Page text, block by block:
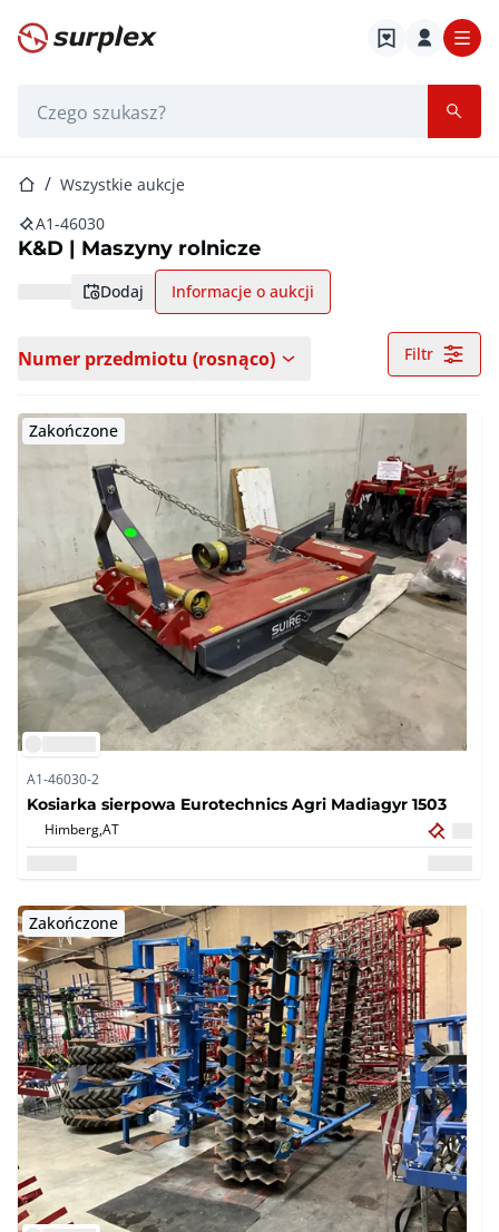
Strona główna
Strona główna
Wszystkie aukcje
A1-46030
K&D | Maszyny rolnicze
dodaj Informacje o aukcji
Numer przedmiotu (rosnąco) Filtr
Zakończone
A1-46030-2
Kosiarka sierpowa Eurotechnics Agri Madiagyr 1503
Himberg,AT
Zakończone